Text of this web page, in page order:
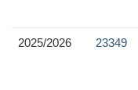
2025/2026 23349